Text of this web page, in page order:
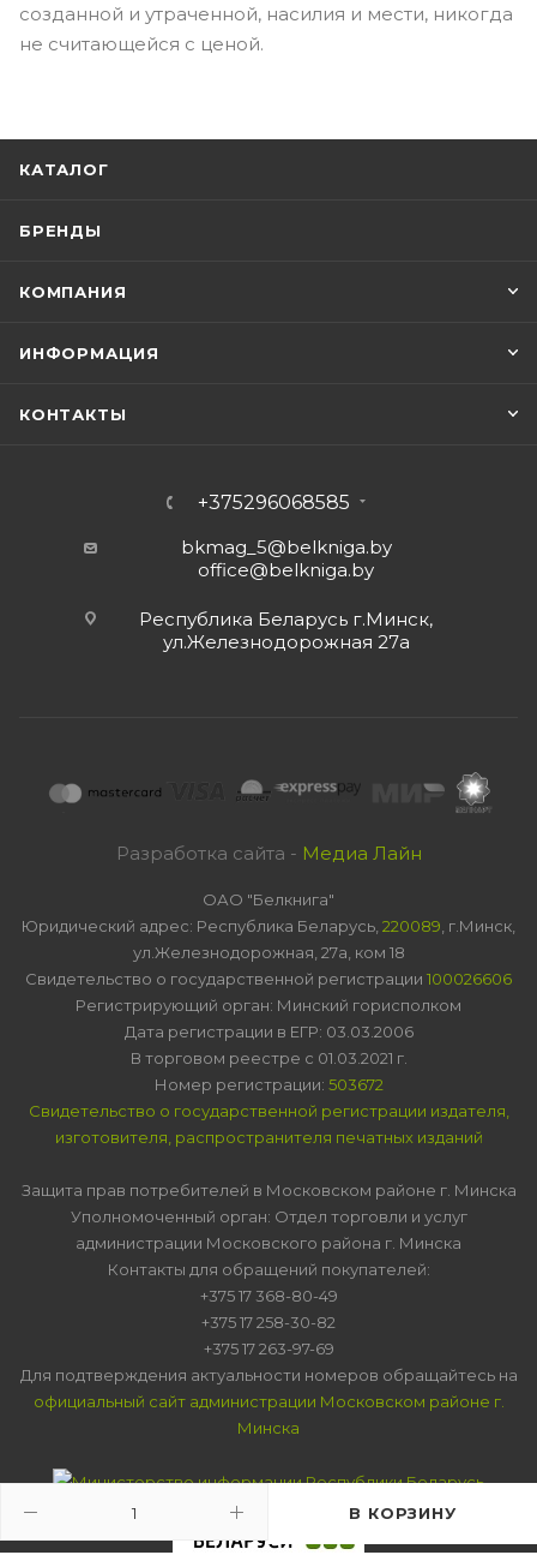
В КОРЗИНУ
созданной и утраченной, насилия и мести, никогда
не считающейся с ценой.
КАТАЛОГ
БРЕНДЫ
КОМПАНИЯ
ИНФОРМАЦИЯ
КОНТАКТЫ
+375296068585
bkmag_5@belkniga.by
office@belkniga.by
Республика Беларусь г.Минск,
ул.Железнодорожная 27а
Разработка сайта - Медиа Лайн
ОАО "Белкнига"
Юридический адрес: Республика Беларусь, 220089 , г.Минск,
ул.Железнодорожная, 27а, ком 18
Свидетельство о государственной регистрации 100026606
Регистрирующий орган: Минский горисполком
Дата регистрации в ЕГР: 03.03.2006
В торговом реестре с 01.03.2021 г.
Номер регистрации: 503672
Свидетельство о государственной регистрации издателя,
изготовителя, распространителя печатных изданий
Защита прав потребителей в Московском районе г. Минска
Уполномоченный орган: Отдел торговли и услуг
администрации Московского района г. Минска
Контакты для обращений покупателей:
+375 17 368-80-49
+375 17 258-30-82
+375 17 263-97-69
Для подтверждения актуальности номеров обращайтесь на
официальный сайт администрации Московском районе г.
Минска